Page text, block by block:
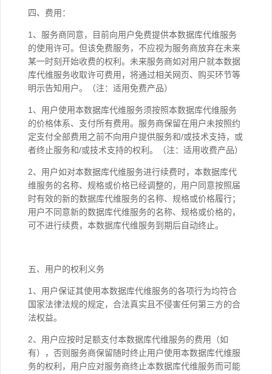
四、费用：
1、服务商同意，目前向用户免费提供本数据库代维服务
的使用许可。但该免费服务，不应视为服务商放弃在未来
某一时刻开始收费的权利。未来服务商如对用户就本数据
库代维服务收取许可费用，将通过相关网页、购买环节等
明示告知用户。（注：适用免费产品）
1、用户使用本数据库代维服务须按照本数据库代维服务
的价格体系、支付所有费用。服务商保留在用户未按照约
定支付全部费用之前不向用户提供服务和/或技术支持，或
者终止服务和/或技术支持的权利。（注：适用收费产品）
2、用户如对本数据库代维服务进行续费时，本数据库代
维服务的名称、规格或价格已经调整的，用户同意按照届
时有效的新的数据库代维服务的名称、规格或价格履行；
用户不同意新的数据库代维服务的名称、规格或价格的，
可不进行续费，本数据库代维服务到期后自动终止。
五、用户的权利义务
1、用户保证其使用本数据库代维服务的各项行为均符合
国家法律法规的规定，合法真实且不侵害任何第三方的合
法权益。
2、用户应按时足额支付本数据库代维服务的费用（如
有），否则服务商保留随时终止用户使用本数据库代维服
务的权利，用户应对服务商终止本数据库代维服务而可能